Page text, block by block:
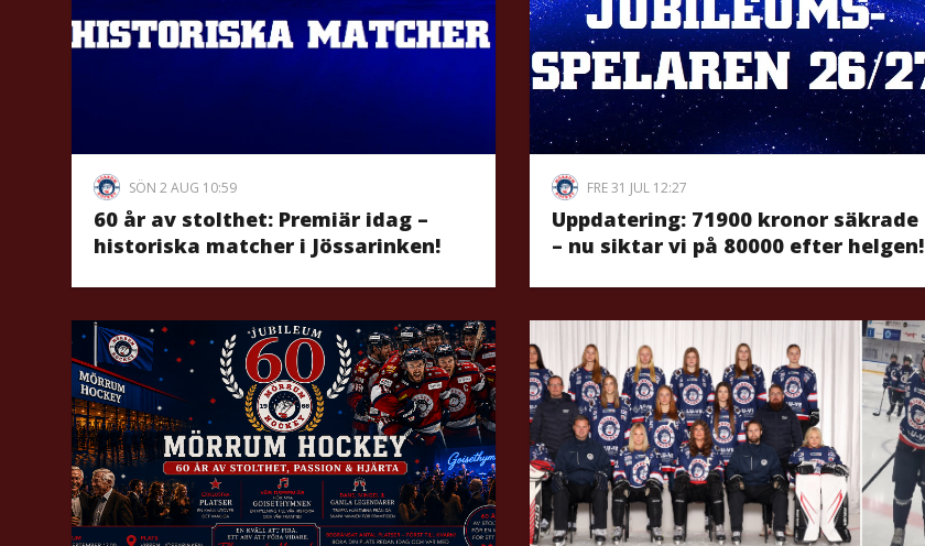
SÖN 2 AUG 10:59
60 år av stolthet: Premiär idag –
historiska matcher i Jössarinken!
FRE 31 JUL 12:27
Uppdatering: 71900 kronor säkrade
– nu siktar vi på 80000 efter helgen!